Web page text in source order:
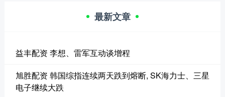
最新文章
益丰配资 李想、雷军互动谈增程
旭胜配资 韩国综指连续两天跌到熔断, SK海力士、三星
电子继续大跌